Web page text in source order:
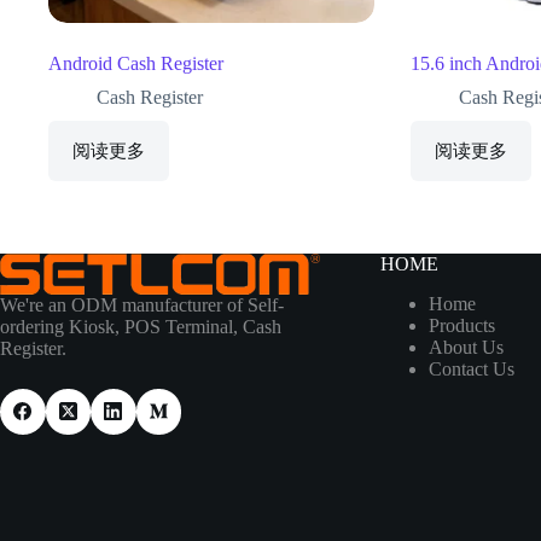
Android Cash Register
Cash Register
阅读更多
15.6 inch
Cash
阅读更多
We're an ODM manufacturer of Self-
ordering Kiosk, POS Terminal, Cash
Register.
HOME
Home
Products
About Us
Contact Us